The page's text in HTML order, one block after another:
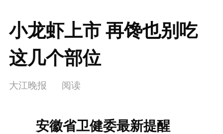
小龙虾上市 再馋也别吃
这几个部位
大江晚报 阅读
安徽省卫健委最新提醒